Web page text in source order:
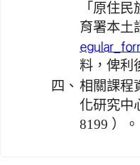
「原住
育署本土
料，俾利
四、 相關課程
化研究中
8199 ）。